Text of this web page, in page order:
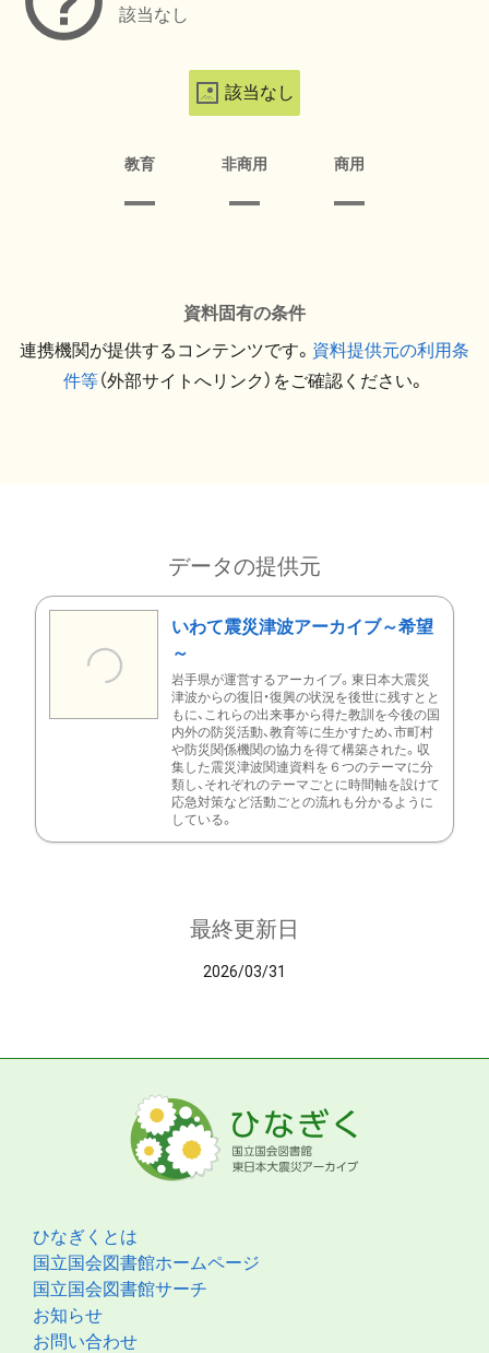
該当なし
該当なし
教育 非商用 商用
資料固有の条件
連携機関が提供するコンテンツです。 資料提供元の利用条
件等（外部サイトへリンク）をご確認ください。
データの提供元
いわて震災津波アーカイブ～希望
～
岩手県が運営するアーカイブ。東日本大震災
津波からの復旧・復興の状況を後世に残すとと
もに、これらの出来事から得た教訓を今後の国
内外の防災活動、教育等に生かすため、市町村
や防災関係機関の協力を得て構築された。収
集した震災津波関連資料を６つのテーマに分
類し、それぞれのテーマごとに時間軸を設けて
応急対策など活動ごとの流れも分かるように
している。
最終更新日
2026/03/31
ひなぎくとは
国立国会図書館ホームページ
国立国会図書館サーチ
お知らせ
お問い合わせ